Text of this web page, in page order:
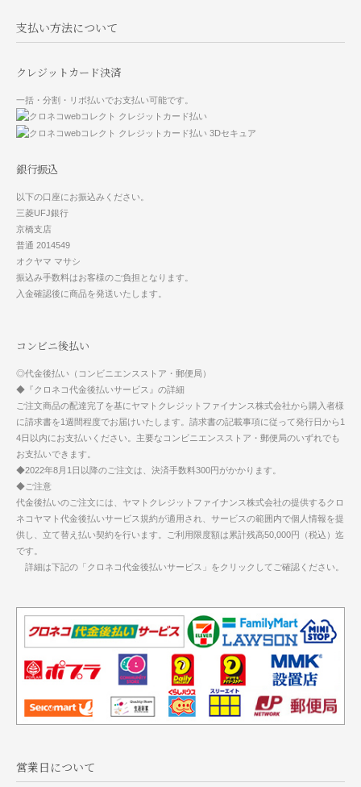
支払い方法について
クレジットカード決済
一括・分割・リボ払いでお支払い可能です。
銀行振込
以下の口座にお振込みください。
三菱UFJ銀行
京橋支店
普通 2014549
オクヤマ マサシ
振込み手数料はお客様のご負担となります。
入金確認後に商品を発送いたします。
コンビニ後払い
◎代金後払い（コンビニエンスストア・郵便局）
◆『クロネコ代金後払いサービス』の詳細
ご注文商品の配達完了を基にヤマトクレジットファイナンス株式会社から購入者様
に請求書を1週間程度でお届けいたします。請求書の記載事項に従って発行日から1
4日以内にお支払いください。主要なコンビニエンスストア・郵便局のいずれでも
お支払いできます。
◆2022年8月1日以降のご注文は、決済手数料300円がかかります。
◆ご注意
代金後払いのご注文には、ヤマトクレジットファイナンス株式会社の提供するクロ
ネコヤマト代金後払いサービス規約が適用され、サービスの範囲内で個人情報を提
供し、立て替え払い契約を行います。ご利用限度額は累計残高50,000円（税込）迄
です。
詳細は下記の「クロネコ代金後払いサービス」をクリックしてご確認ください。
営業日について